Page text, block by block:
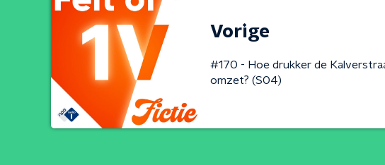
Vorige
#170 - Hoe drukker de
omzet? (S04)